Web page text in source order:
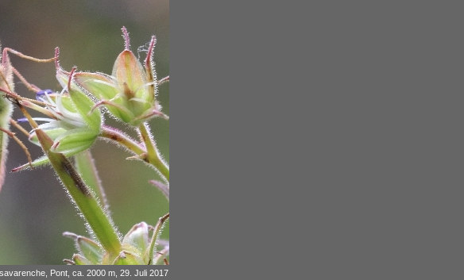
Pont, ca. 2000 m, 29. Juli 2017